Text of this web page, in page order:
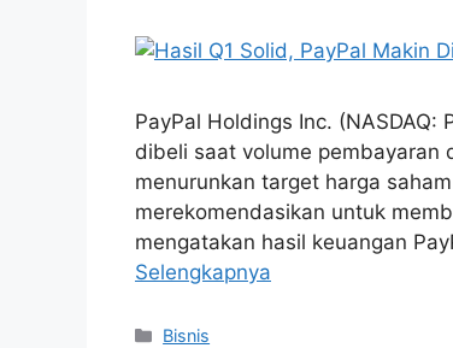
PayPal Holdings Inc.
dibeli saat volume pembayaran
menurunkan target harga
merekomendasikan untuk
mengatakan hasil keuangan
Selengkapnya
Kategori
Bisnis